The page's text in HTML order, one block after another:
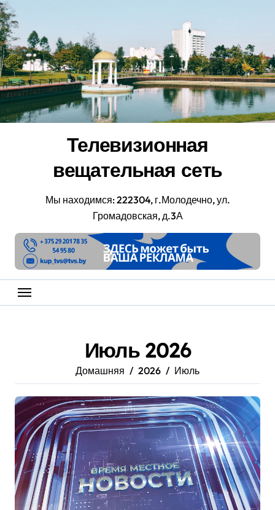
Перейти
к
содержанию
Телевизионная
вещательная сеть
Мы находимся: 222304, г.Молодечно, ул.
Громадовская, д.3А
Июль 2026
Домашняя 2026 Июль